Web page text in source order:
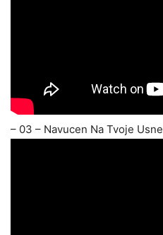
– 03 – Navucen Na Tvoje Usne